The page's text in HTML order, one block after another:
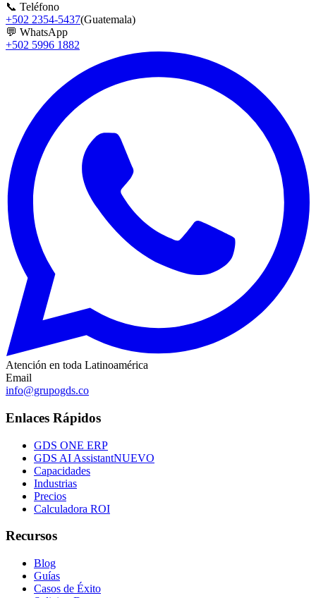
📞 Teléfono
+502 2354-5437(Guatemala)
💬 WhatsApp
+502 5996 1882
Atención en toda Latinoamérica
Email
info@grupogds.co
Enlaces Rápidos
GDS ONE ERP
GDS AI AssistantNUEVO
Capacidades
Industrias
Precios
Calculadora ROI
Recursos
Blog
Guías
Casos de Éxito